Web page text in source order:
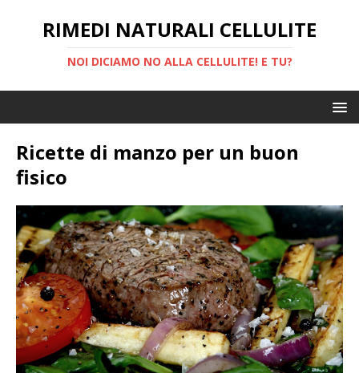
RIMEDI NATURALI CELLULITE
NOI DICIAMO NO ALLA CELLULITE! E TU?
Ricette di manzo per un buon
fisico